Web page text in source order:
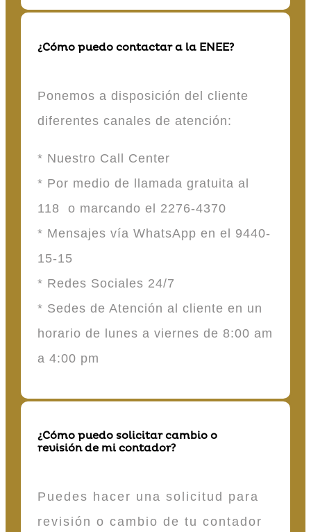
¿Cómo puedo contactar a la ENEE?
Ponemos a disposición del cliente
diferentes canales de atención:
* Nuestro Call Center
* Por medio de llamada gratuita al
118 o marcando el 2276-4370
* Mensajes vía WhatsApp en el 9440-
15-15
* Redes Sociales 24/7
* Sedes de Atención al cliente en un
horario de lunes a viernes de 8:00 am
a 4:00 pm
¿Cómo puedo solicitar cambio o
revisión de mi contador?
Puedes hacer una solicitud para
revisión o cambio de tu contador